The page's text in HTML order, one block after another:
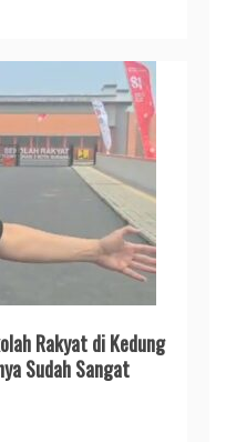
Rakyat di Kedung
Sudah Sangat